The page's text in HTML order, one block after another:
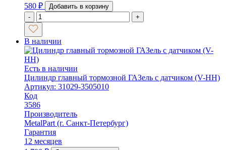
580 ₽
Добавить в корзину
-
+
В наличии
Есть в наличии
Цилиндр главный тормозной ГАЗель с датчиком (V-HH)
Артикул: 31029-3505010
Код
3586
Производитель
MetalPart (г. Санкт-Петербург)
Гарантия
12 месяцев